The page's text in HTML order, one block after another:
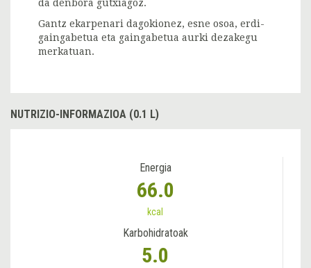
da denbora gutxiagoz.
Gantz ekarpenari dagokionez, esne osoa, erdi-
gaingabetua eta gaingabetua aurki dezakegu
merkatuan.
NUTRIZIO-INFORMAZIOA (0.1 L)
Energia
66.0
kcal
Karbohidratoak
5.0